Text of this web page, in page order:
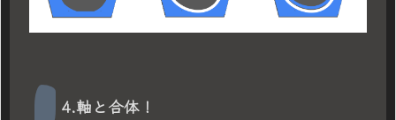
4.軸と合体！